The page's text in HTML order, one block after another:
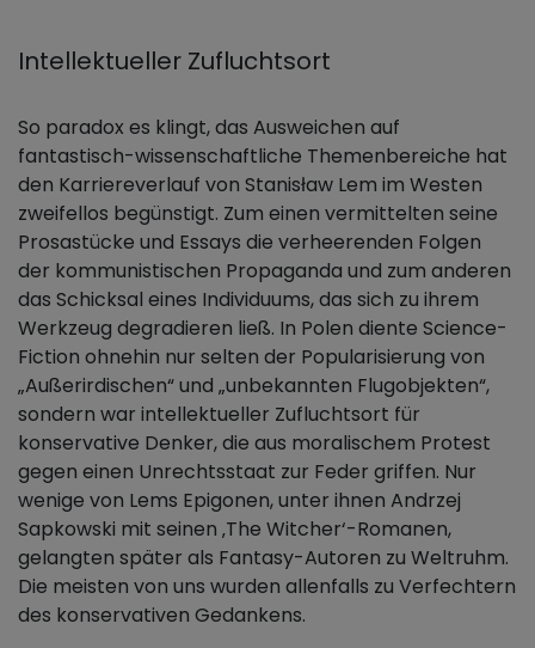
Intellektueller Zufluchtsort
So paradox es klingt, das Ausweichen auf
fantastisch-wissenschaftliche Themenbereiche hat
den Karriereverlauf von Stanisław Lem im Westen
zweifellos begünstigt. Zum einen vermittelten seine
Prosastücke und Essays die verheerenden Folgen
der kommunistischen Propaganda und zum anderen
das Schicksal eines Individuums, das sich zu ihrem
Werkzeug degradieren ließ. In Polen diente Science-
Fiction ohnehin nur selten der Popularisierung von
„Außerirdischen“ und „unbekannten Flugobjekten“,
sondern war intellektueller Zufluchtsort für
konservative Denker, die aus moralischem Protest
gegen einen Unrechtsstaat zur Feder griffen. Nur
wenige von Lems Epigonen, unter ihnen Andrzej
Sapkowski mit seinen ‚The Witcher‘-Romanen,
gelangten später als Fantasy-Autoren zu Weltruhm.
Die meisten von uns wurden allenfalls zu Verfechtern
des konservativen Gedankens.